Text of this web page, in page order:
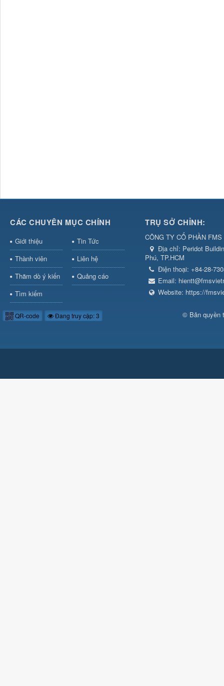
CÁC CHUYÊN MỤC CHÍNH
Giới thiệu
Tin Tức
Thành viên
Liên hệ
Thăm dò ý kiến
Quảng cáo
Tìm kiếm
TRỤ SỞ CHỈNH:
CÔNG TY CỔ PHẦN
Địa chỉ: Peridot
Phú, TP.HCM
Điện thoại: +84-28-
Email:
Website: https://
QR-code Đang truy cập: 3 © Bản quyền